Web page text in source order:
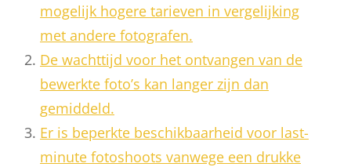
mogelijk hogere tarieven in vergelijking
met andere fotografen.
De wachttijd voor het ontvangen van de
bewerkte foto’s kan langer zijn dan
gemiddeld.
Er is beperkte beschikbaarheid voor last-
minute fotoshoots vanwege een drukke